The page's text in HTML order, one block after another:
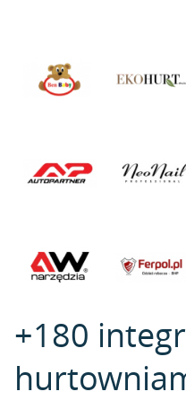
+180